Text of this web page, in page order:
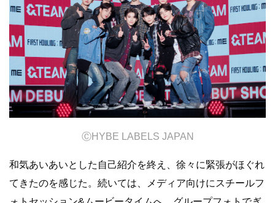
ⒸHYBE LABELS JAPAN
和気あいあいとした自己紹介を終え、徐々に緊張がほぐれ
てきたのを感じた。続いては、メディア向けにスチールフ